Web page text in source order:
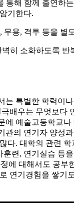
통해 함께 출연하
기한다.
무용, 격투 등을 별
히 소화하도록 반
는 특별한 학력이
배우는 무엇보다
에 예술고등학교나
관의 연기자 양성
다. 대학의 관련 학
훈련, 연기실습 등
에 대해서도 공부
연기경험을 쌓기